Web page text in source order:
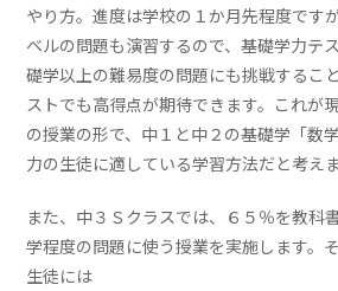
やり方。進度は学校の１か月先程度です
ベルの問題も演習するので、基礎学力テ
礎学以上の難易度の問題にも挑戦するこ
ストでも高得点が期待できます。これが
の授業の形で、中１と中２の基礎学「数
力の生徒に適している学習方法だと考えま
また、中３Ｓクラスでは、６５％を教科
学程度の問題に使う授業を実施します。
生徒には